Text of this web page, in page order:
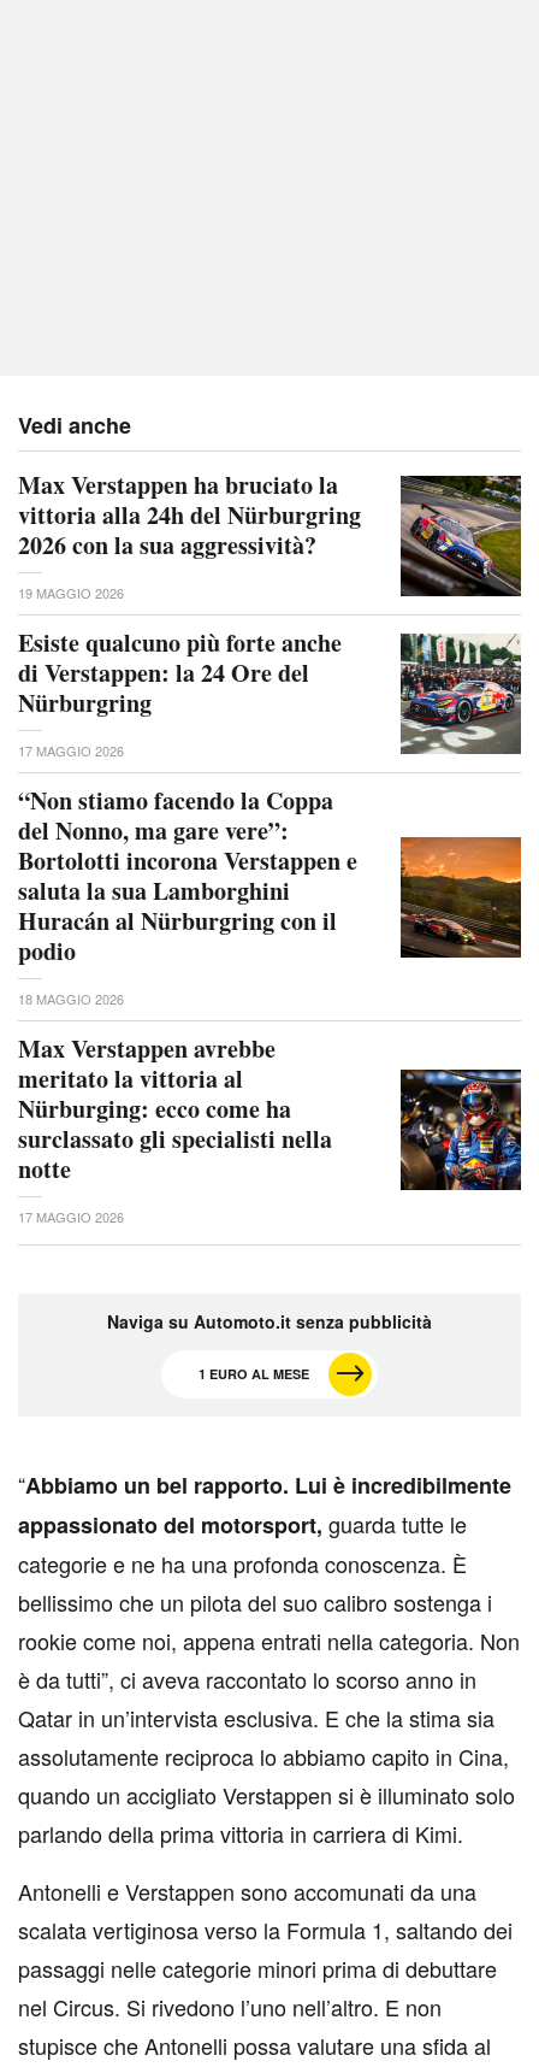
Vedi anche
Max Verstappen ha bruciato la
vittoria alla 24h del Nürburgring
2026 con la sua aggressività?
19 MAGGIO 2026
Esiste qualcuno più forte anche
di Verstappen: la 24 Ore del
Nürburgring
17 MAGGIO 2026
“Non stiamo facendo la Coppa
del Nonno, ma gare vere”:
Bortolotti incorona Verstappen e
saluta la sua Lamborghini
Huracán al Nürburgring con il
podio
18 MAGGIO 2026
Max Verstappen avrebbe
meritato la vittoria al
Nürburging: ecco come ha
surclassato gli specialisti nella
notte
17 MAGGIO 2026
Naviga su Automoto.it senza pubblicità
1 EURO AL MESE
“Abbiamo un bel rapporto. Lui è incredibilmente
appassionato del motorsport, guarda tutte le
categorie e ne ha una profonda conoscenza. È
bellissimo che un pilota del suo calibro sostenga i
rookie come noi, appena entrati nella categoria. Non
è da tutti”, ci aveva raccontato lo scorso anno in
Qatar in un’intervista esclusiva. E che la stima sia
assolutamente reciproca lo abbiamo capito in Cina,
quando un accigliato Verstappen si è illuminato solo
parlando della prima vittoria in carriera di Kimi.
Antonelli e Verstappen sono accomunati da una
scalata vertiginosa verso la Formula 1, saltando dei
passaggi nelle categorie minori prima di debuttare
nel Circus. Si rivedono l’uno nell’altro. E non
stupisce che Antonelli possa valutare una sfida al